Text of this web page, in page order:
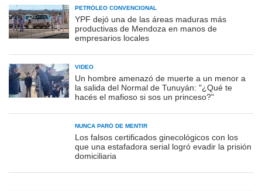
PETRÓLEO CONVENCIONAL
YPF dejó una de las áreas maduras más
productivas de Mendoza en manos de
empresarios locales
VIDEO
Un hombre amenazó de muerte a un menor a
la salida del Normal de Tunuyán: "¿Qué te
hacés el mafioso si sos un princeso?"
NUNCA PARÓ DE MENTIR
Los falsos certificados ginecológicos con los
que una estafadora serial logró evadir la prisión
domiciliaria